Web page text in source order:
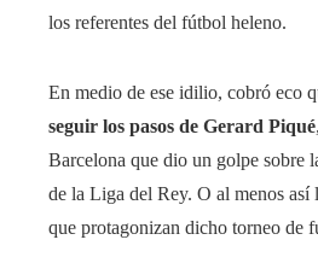
los referentes del fútbol heleno.
En medio de ese idilio, cobró eco
seguir los pasos de Gerard Piqué
Barcelona que dio un golpe sobre
de la Liga del Rey. O al menos así
que protagonizan dicho torneo de